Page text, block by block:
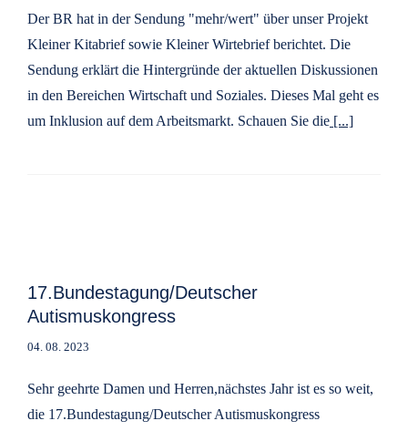
Der BR hat in der Sendung "mehr/wert" über unser Projekt
Kleiner Kitabrief sowie Kleiner Wirtebrief berichtet. Die
Sendung erklärt die Hintergründe der aktuellen Diskussionen
in den Bereichen Wirtschaft und Soziales. Dieses Mal geht es
um Inklusion auf dem Arbeitsmarkt. Schauen Sie die[...]
17.Bundestagung/Deutscher
Autismuskongress
04. 08. 2023
Sehr geehrte Damen und Herren,nächstes Jahr ist es so weit,
die 17.Bundestagung/Deutscher Autismuskongress